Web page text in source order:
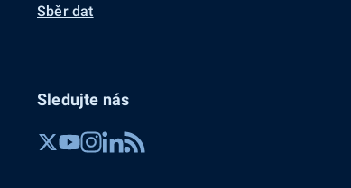
Sběr dat
Sledujte nás